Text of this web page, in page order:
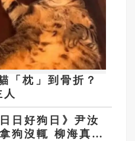
枕」到骨折？
日日好狗日》尹汝
狗沒輒 柳海真為